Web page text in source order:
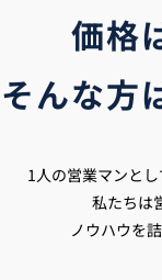
価格
そんな方
1人の営業マンと
私たちは
ノウハウを